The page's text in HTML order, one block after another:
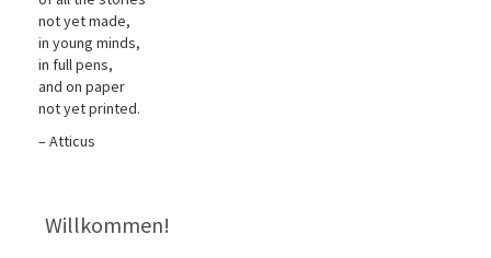
not yet made,
in young minds,
in full pens,
and on paper
not yet printed.
– Atticus
Willkommen!